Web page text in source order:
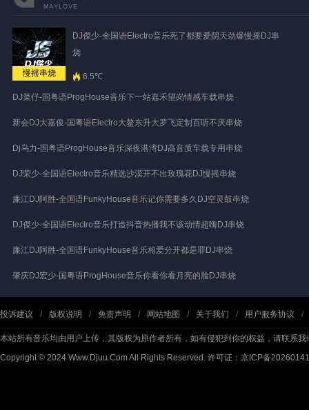
慢摇串烧
DJ傑少-全国语Electro音乐死了都要爱阴天劲爆慢摇DJ串
烧
6.5℃
DJ菜仔-国粤语ProgHouse音乐下一站嘉禾望岗情感车载串烧
新会DJ大嘉俊-国粤语Electro大鳌东升大罗飞定制百听不厌串烧
Dj乌力-国粤语ProgHouse音乐深夜港湾DJ高音质车载专用串烧
DJ荣少-全国语Electro音乐精选沙漠开不出玫瑰花DJ慢摇串烧
廉江DJ阿胜-全国语FunkyHouse音乐记你需要多久DJ空灵鼓串烧
DJ傑少-全国语Electro音乐打造抖音热播我不该动情超嗨DJ串烧
廉江DJ阿胜-全国语FunkyHouse音乐相爱分开都是罪DJ串烧
肇庆DJ宏少-国粤语ProgHouse音乐你看你看月亮的脸DJ串烧
投诉建议 / 版权说明 / 免责声明 / 网站地图 / 关于我们 / 用户服务协议 /
本站所有音乐均由用户上传，其版权为原作者所有，如有侵犯到你的权益，请联系我
Copyright © 2024 Www.Djuu.Com All Rights Reserved. 许可证：京ICP备